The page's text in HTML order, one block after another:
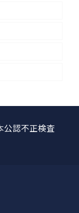
公認不正検査